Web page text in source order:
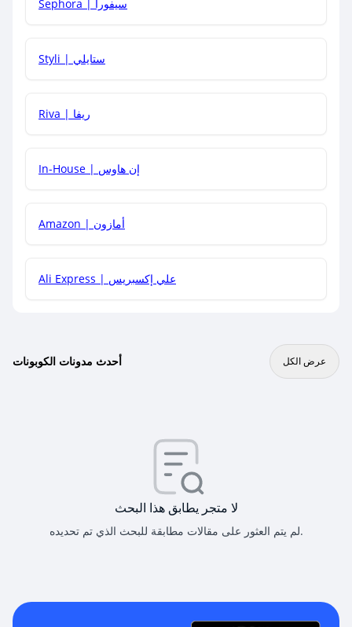
هل يمكنني جمع كود خصم مع العروض الأخرى؟
Sephora | سيفورا
Styli | ستايلي
Riva | ريفا
In-House | إن هاوس
Amazon | أمازون
Ali Express | علي إكسبريس
أحدث مدونات الكوبونات عرض الكل
لا متجر يطابق هذا البحث
لم يتم العثور على مقالات مطابقة للبحث الذي تم تحديده.